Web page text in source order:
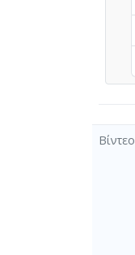
Βίντεο